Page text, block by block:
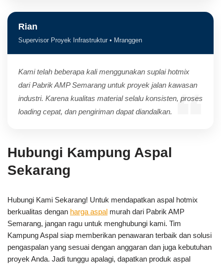
Rian
Supervisor Proyek Infrastruktur • Mranggen
Kami telah beberapa kali menggunakan suplai hotmix
dari Pabrik AMP Semarang untuk proyek jalan kawasan
industri. Karena kualitas material selalu konsisten, proses
loading cepat, dan pengiriman dapat diandalkan.
Hubungi Kampung Aspal
Sekarang
Hubungi Kami Sekarang! Untuk mendapatkan aspal hotmix
berkualitas dengan harga aspal murah dari Pabrik AMP
Semarang, jangan ragu untuk menghubungi kami. Tim
Kampung Aspal siap memberikan penawaran terbaik dan solusi
pengaspalan yang sesuai dengan anggaran dan juga kebutuhan
proyek Anda. Jadi tunggu apalagi, dapatkan produk aspal